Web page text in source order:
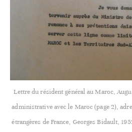
Lettre du résident général au Maroc,
administrative avec le Maroc (page 2),
étrangères de France, Georges Bidault,